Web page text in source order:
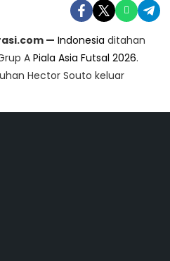
— Indonesia ditahan
A Piala Asia Futsal 2026.
Hector Souto keluar
Siaran Langsung
2025, Timnas
Thailand
2025